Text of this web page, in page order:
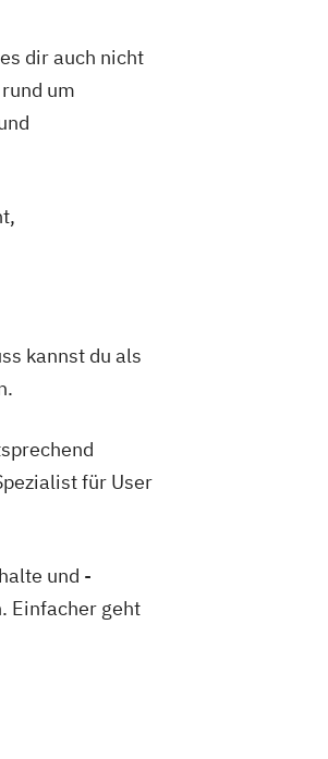
dir auch nicht
um
kannst du als
für User
und -
Einfacher geht